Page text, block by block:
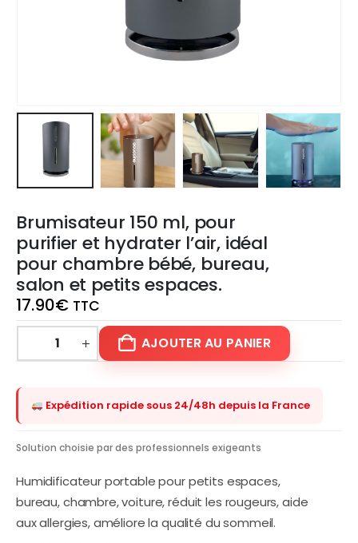
Brumisateur 150 ml, pour
purifier et hydrater l’air, idéal
pour chambre bébé, bureau,
salon et petits espaces.
17.90€ TTC
AJOUTER AU PANIER
Expédition rapide sous 24/48h depuis la France
Solution choisie par des professionnels exigeants
Humidificateur portable pour petits espaces,
bureau, chambre, voiture, réduit les rougeurs, aide
aux allergies, améliore la qualité du sommeil.